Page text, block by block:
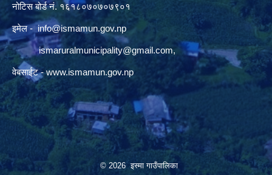
नोटिस बोर्ड नं. १६१८०७०७०७९०१
इमेल - info@ismamun.gov.np
ismaruralmunicipality@gmail.com,
वेबसाईट -www.ismamun.gov.np
© 2026 इस्मा गाउँपालिका